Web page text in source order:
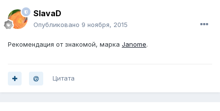
SlavaD
Опубликовано 9 ноября, 2015
Рекомендация от знакомой, марка Janome.
Цитата